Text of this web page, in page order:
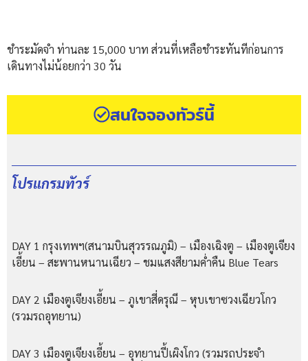
ชำระมัดจำ ท่านละ 15,000 บาท ส่วนที่เหลือชำระทันทีก่อนการ
เดินทางไม่น้อยกว่า 30 วัน
สนใจจองทัวร์นี้
โปรแกรมทัวร์
DAY 1 กรุงเทพฯ(สนามบินสุวรรณภูมิ) – เมืองเฉิงตู – เมืองตูเจียง
เอี้ยน – สะพานหนานเฉียว – ชมแสงสียามค่ำคืน Blue Tears
DAY 2 เมืองตูเจียงเอี้ยน – ภูเขาสี่ดรุณี – หุบเขาซวงเฉียวโกว
(รวมรถอุทยาน)
DAY 3 เมืองตูเจียงเอี้ยน – อุทยานปี้เผิงโกว (รวมรถประจำ